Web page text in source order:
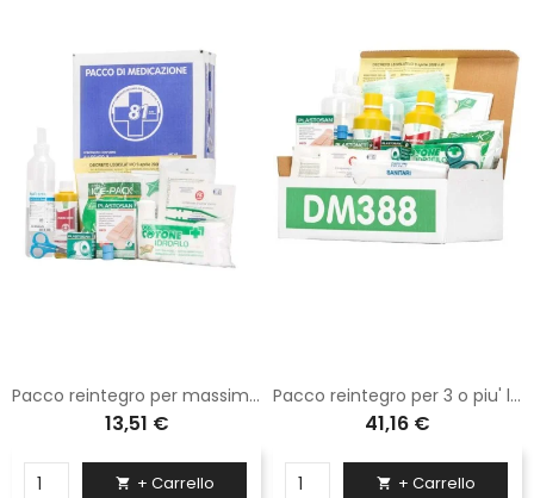
Pacco reintegro per massimo 2 lavoratori
13,51 €
 + Carrello
Pacco reintegro per 3 o piu' lavoratori senza sfigmomanometro
41,16 €
 + Carrello